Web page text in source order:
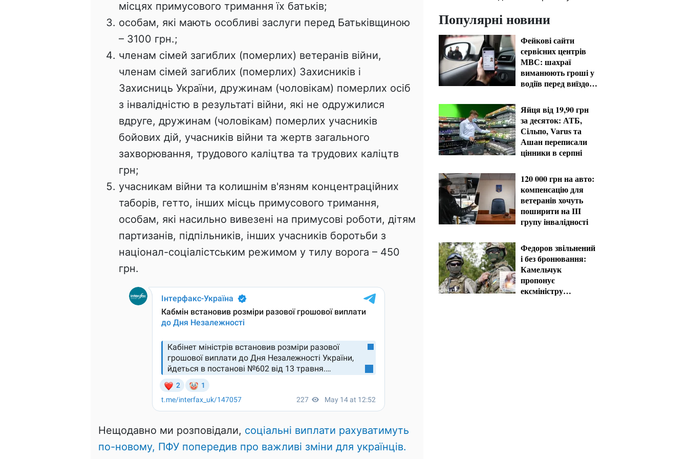
місцях примусового тримання їх батьків;
особам, які мають особливі заслуги перед Батьківщиною
– 3100 грн.;
членам сімей загиблих (померлих) ветеранів війни,
членам сімей загиблих (померлих) Захисників і
Захисниць України, дружинам (чоловікам) померлих осіб
з інвалідністю в результаті війни, які не одружилися
вдруге, дружинам (чоловікам) померлих учасників
бойових дій, учасників війни та жертв загального
захворювання, трудового каліцтва та трудових каліцтв
грн;
учасникам війни та колишнім в'язням концентраційних
таборів, гетто, інших місць примусового тримання,
особам, які насильно вивезені на примусові роботи, дітям
партизанів, підпільників, інших учасників боротьби з
націонал-соціалістським режимом у тилу ворога – 450
грн.
Нещодавно ми розповідали, соціальні виплати рахуватимуть
по-новому, ПФУ попередив про важливі зміни для українців.
Популярні новини
Фейкові сайти
сервісних центрів
МВС: шахраї
виманюють гроші у
водіїв перед виїздом
Яйця від 19,90 грн
за десяток: АТБ,
Сільпо, Varus та
Ашан переписали
цінники в серпні
120 000 грн на авто:
компенсацію для
ветеранів хочуть
поширити на III
групу інвалідності
Федоров звільнений
і без бронювання:
Камельчук
пропонує
ексміністру